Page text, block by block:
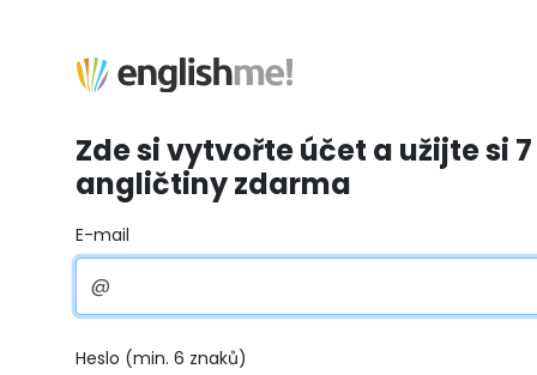
Zde si vytvořte účet a užijte si
angličtiny zdarma
E-mail
Heslo (min. 6 znaků)